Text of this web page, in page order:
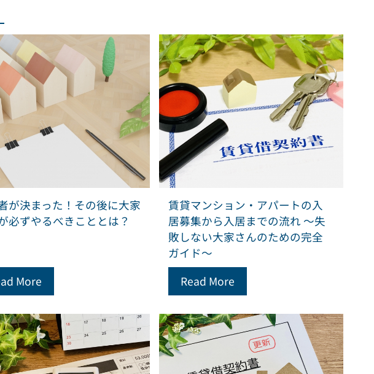
が決まった！その後に大家
必ずやるべきこととは？
More
賃貸マンション・アパートの入
居募集から入居までの流れ ～失
敗しない大家さんのための完全
ガイド～
Read More